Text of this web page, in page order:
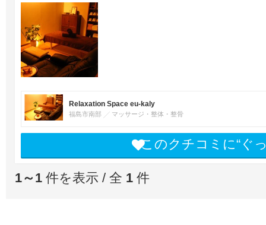
Relaxation Space eu-kaly
福島市南部 マッサージ・整体・整骨
このクチコミに“ぐ
1～1 件を表示 / 全 1 件